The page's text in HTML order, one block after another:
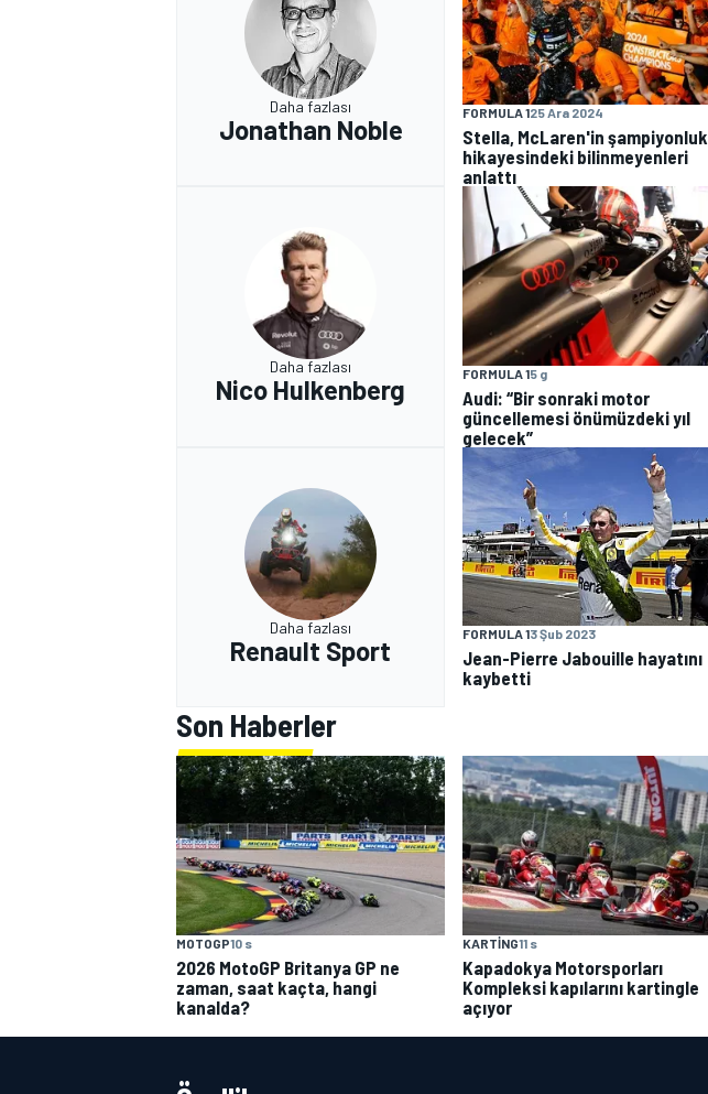
Daha fazlası
Jonathan Noble
FORMULA 125 Ara 2024
Stella, McLaren'in şampiyonluk
hikayesindeki bilinmeyenleri
anlattı
Daha fazlası
Nico Hulkenberg
FORMULA 15 g
Audi: “Bir sonraki motor
güncellemesi önümüzdeki yıl
gelecek”
Daha fazlası
Renault Sport
FORMULA 13 Şub 2023
Jean-Pierre Jabouille hayatını
kaybetti
Son Haberler
MOTOGP10 s
2026 MotoGP Britanya GP ne
zaman, saat kaçta, hangi
kanalda?
KARTING11 s
Kapadokya Motorsporları
Kompleksi kapılarını kartingle
açıyor